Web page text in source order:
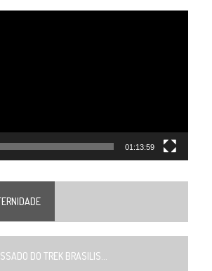
01:13:59
DO TREK BRASILIS...